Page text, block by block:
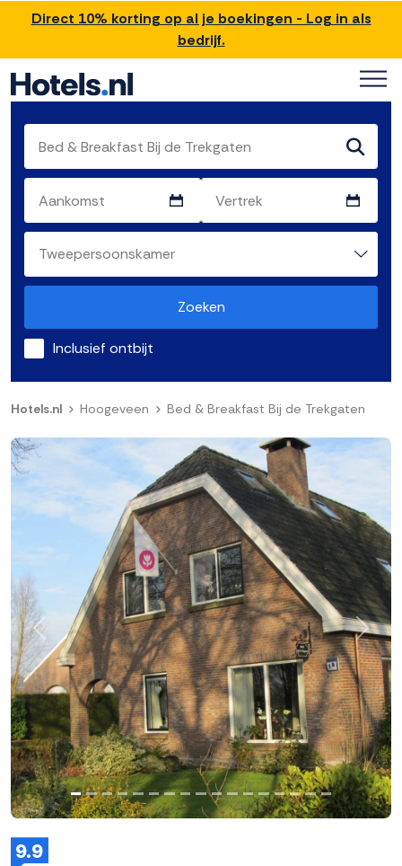
Direct 10% korting op al je boekingen - Log in als
bedrijf.
Zoeken
Inclusief ontbijt
Hotels.nl Hoogeveen Bed & Breakfast Bij de Trekgaten
9.9